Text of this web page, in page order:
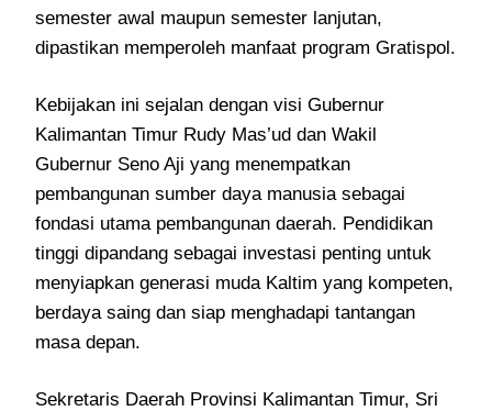
semester awal maupun semester lanjutan,
dipastikan memperoleh manfaat program Gratispol.
Kebijakan ini sejalan dengan visi Gubernur
Kalimantan Timur Rudy Mas’ud dan Wakil
Gubernur Seno Aji yang menempatkan
pembangunan sumber daya manusia sebagai
fondasi utama pembangunan daerah. Pendidikan
tinggi dipandang sebagai investasi penting untuk
menyiapkan generasi muda Kaltim yang kompeten,
berdaya saing dan siap menghadapi tantangan
masa depan.
Sekretaris Daerah Provinsi Kalimantan Timur, Sri